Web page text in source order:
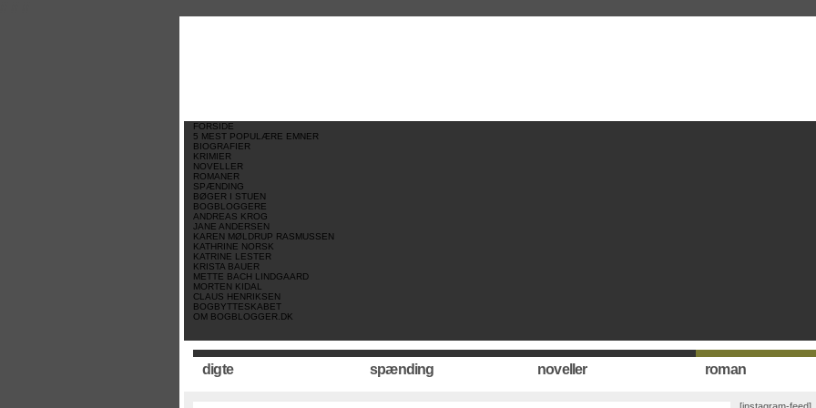
FORSIDE
5 MEST POPULÆRE EMNER
BIOGRAFIER
KRIMIER
NOVELLER
ROMANER
SPÆNDING
BØGER I STUEN
BOGBLOGGERE
ANDREAS KROG
JANE ANDERSEN
KAREN MØLDRUP RASMUSSEN
KATHRINE NORSK
KATRINE LESTER
KRISTA BAUER
METTE BACH LINDGAARD
MORTEN KIDAL
CLAUS HENRIKSEN
BOGBYTTESKABET
OM BOGBLOGGER.DK
digte spænding noveller roman